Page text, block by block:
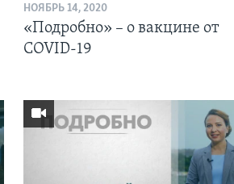
НОЯБРЬ 14, 2020
«Подробно» – о вакцине от
COVID-19